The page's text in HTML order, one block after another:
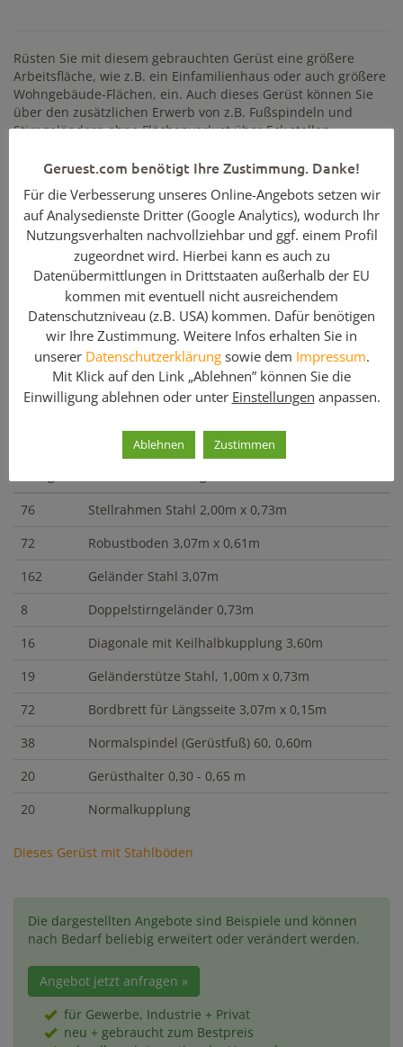
Rüsten Sie mit diesem gebrauchten Gerüst eine größere
Arbeitsfläche, wie z.B. ein Einfamilienhaus oder auch größere
Wohngebäude-Flächen, ein. Auch dieses Gerüst können Sie
über den zusätzlichen Erwerb von z.B. Fußspindeln und
Stirngeländern ohne Flächenverlust über Eck stellen.
Robustböden. Diese sind hauptsächlich für den Einsatz bei
Maler- oder leichten Verputzarbeiten vorgesehen. Werden
schwerere Gegenstände auf dem Gerüst gelagert, benötigen
Sie Stahlböden.
Weitere Details
Gerüstbreite:
55,26 m
max. Arbeitshöhe oberste Etage:
10,20 m
max. Standhöhe oberste Etage:
8,20 m
Feldlänge / Gerüsttiefe:
3,07 m / 0,73 m
Enthaltene Komponenten
76
Stellrahmen Stahl 2,00m x 0,73m
72
Robustboden 3,07m x 0,61m
162
Geländer Stahl 3,07m
8
Doppelstirngeländer 0,73m
16
Diagonale mit Keilhalbkupplung 3,60m
19
Geländerstütze Stahl, 1,00m x 0,73m
72
Bordbrett für Längsseite 3,07m x 0,15m
38
Normalspindel (Gerüstfuß) 60, 0,60m
20
Gerüsthalter 0,30 - 0,65 m
20
Normalkupplung
Dieses Gerüst mit Stahlböden
Die dargestellten Angebote sind Beispiele und können
nach Bedarf beliebig erweitert oder verändert werden.
Angebot jetzt anfragen »
für Gewerbe, Industrie + Privat
neu + gebraucht zum Bestpreis
Geruest.com benötigt Ihre Zustimmung. Danke!
Für die Verbesserung unseres Online-Angebots setzen wir
auf Analysedienste Dritter (Google Analytics), wodurch Ihr
Nutzungsverhalten nachvollziehbar und ggf. einem Profil
zugeordnet wird. Hierbei kann es auch zu
Datenübermittlungen in Drittstaaten außerhalb der EU
kommen mit eventuell nicht ausreichendem
Datenschutzniveau (z.B. USA) kommen. Dafür benötigen
wir Ihre Zustimmung. Weitere Infos erhalten Sie in
unserer Datenschutzerklärungsowie dem Impressum.
Mit Klick auf den Link „Ablehnen” können Sie die
Einwilligung ablehnen oder unter Einstellungen anpassen.
Ablehnen Zustimmen